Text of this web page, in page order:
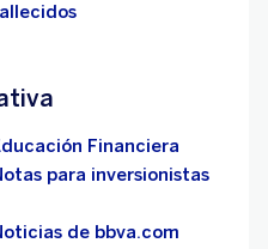
Financiera
para inversionistas
de bbva.com